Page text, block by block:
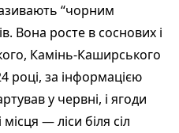
“чорним
Вона росте в соснових і
Камінь-Каширського
році, за інформацією
у червні, і ягоди
— ліси біля сіл